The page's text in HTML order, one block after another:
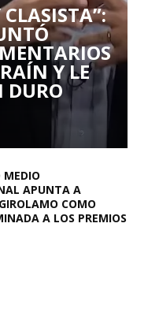
Y LE
DURO
MEDIO
APUNTA A
COMO
A LOS PREMIOS